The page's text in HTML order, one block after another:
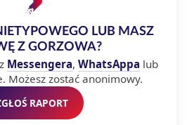
LUB MASZ
Z GORZOWA?
Messengera, WhatsAppa lub
Możesz zostać anonimowy.
RAPORT